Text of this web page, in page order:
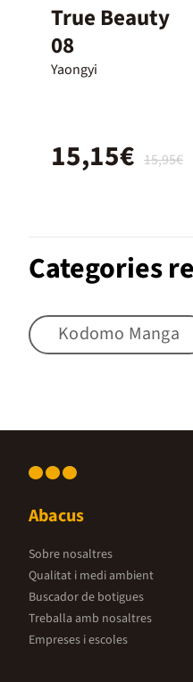
True Beauty
08
Yaongyi
15,95€
15,15€
Categories
Kodomo Manga
Abacus
Sobre nosaltres
Qualitat i medi ambient
Buscador de botigues
Treballa amb nosaltres
Empreses i escoles